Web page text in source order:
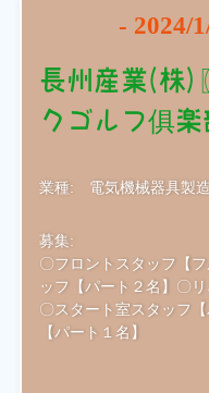
- 2024/
長州産業(株)
クゴルフ俱楽
業種: 電気機械器具製
募集:
〇フロントスタッフ【
ッフ【パート２名】〇
〇スタート室スタッフ
【パート１名】